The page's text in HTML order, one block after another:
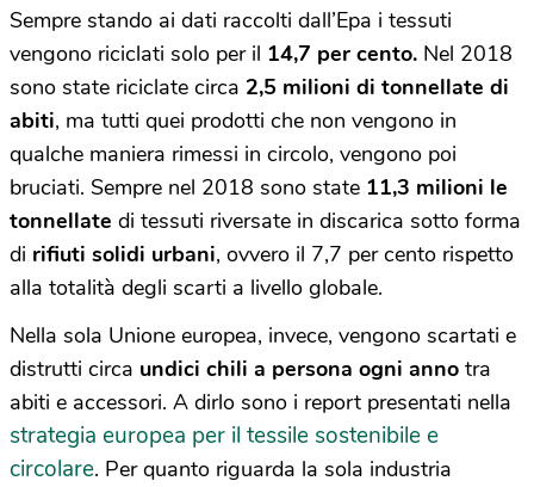
Sempre stando ai dati raccolti dall’Epa i tessuti
vengono riciclati solo per il 14,7 per cento. Nel 2018
sono state riciclate circa 2,5 milioni di tonnellate di
abiti, ma tutti quei prodotti che non vengono in
qualche maniera rimessi in circolo, vengono poi
bruciati. Sempre nel 2018 sono state 11,3 milioni le
tonnellate di tessuti riversate in discarica sotto forma
di rifiuti solidi urbani, ovvero il 7,7 per cento rispetto
alla totalità degli scarti a livello globale.
Nella sola Unione europea, invece, vengono scartati e
distrutti circa undici chili a persona ogni anno tra
abiti e accessori. A dirlo sono i report presentati nella
strategia europea per il tessile sostenibile e
circolare. Per quanto riguarda la sola industria